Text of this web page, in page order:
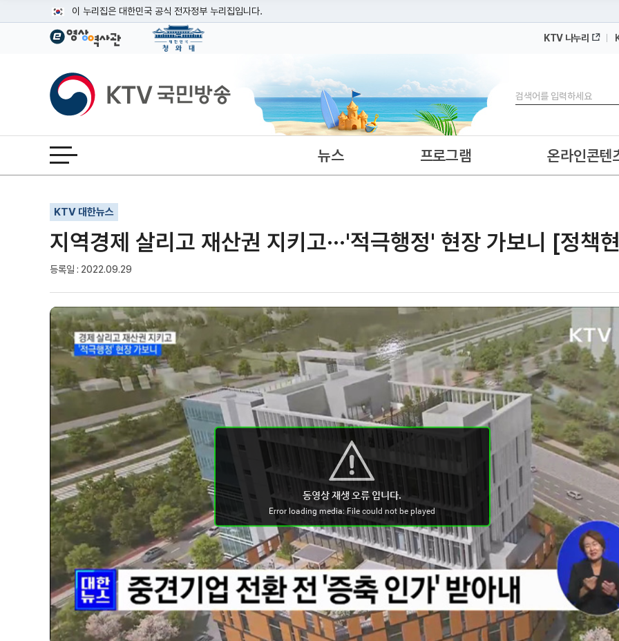
이 누리집은 대한민국 공식 전자정부 누리집입니다.
공식 누리집 주소 확인하기
이밖에 or.kr 또는 .kr등 다른 도메인 주소를 사용하고 있다면 아래 URL에서 도메인 주소를 확인해 보세요
운영중인 공식 누리집보기
KTV 나누리
KTV국민방송
검색
전체메뉴 열기 뉴스 프로그램 온라인콘텐
KTV 대한뉴스
지역경제 살리고 재산권 지키고···'적극행정' 현장 가보니 [정책
등록일 : 2022.09.29
기사인쇄
글자확대
글자축소